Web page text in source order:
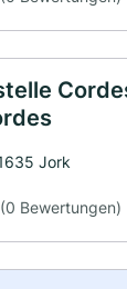
Jork
(0 Bewertungen)